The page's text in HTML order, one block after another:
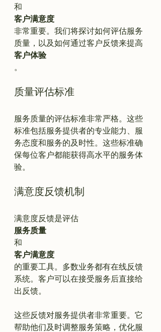
和
客户满意度
非常重要。我们将探讨如何评估服务
质量，以及如何通过客户反馈来提高
客户体验
质量评估标准
服务质量的评估标准非常严格。这些
标准包括服务提供者的专业能力、服
务态度和服务的及时性。这些标准确
保每位客户都能获得高水平的服务体
满意度反馈机制
满意度反馈是评估
服务质量
和
客户满意度
的重要工具。多数业务都有在线反馈
系统。客户可以在接受服务后直接给
出反馈。
这些反馈对服务提供者非常重要。它
帮助他们及时调整服务策略，优化服